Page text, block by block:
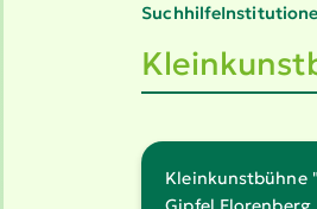
Suchhilfe
Klein­kunst­bühne